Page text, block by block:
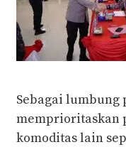
Sebagai lumbung
memprioritaskan
komoditas lain